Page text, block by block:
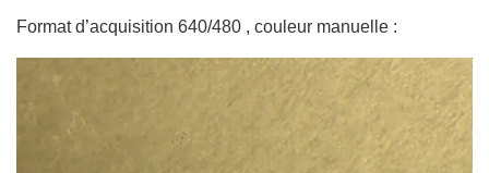
Format d’acquisition 640/480 , couleur manuelle :